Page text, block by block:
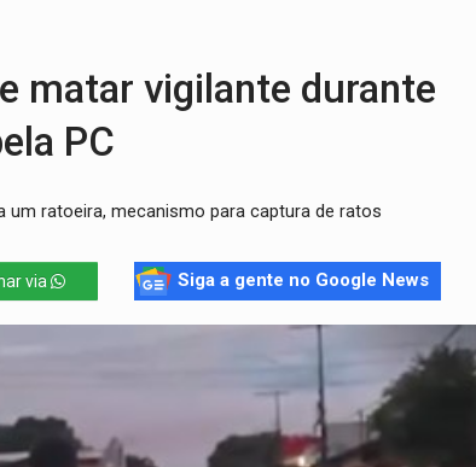
matar vigilante durante
PC
um ratoeira, mecanismo para captura de ratos
via Siga a gente no Google News